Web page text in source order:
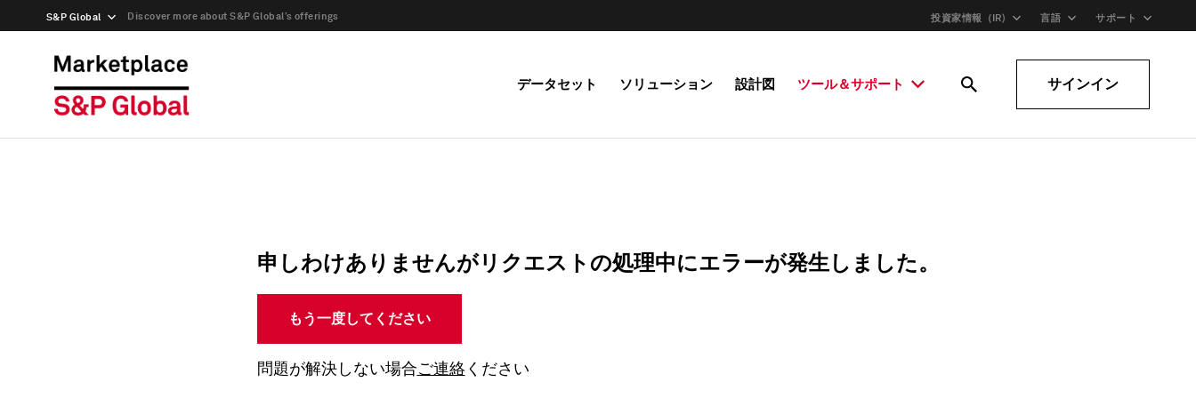
S&P Global Discover more about S&P Global’s offerings 投資家情報（IR) 言語 サポート
データセット ソリューション 設計図 ツール＆サポート サインイン
申しわけありませんがリクエストの処理中にエラーが発生しました。
もう一度してください
問題が解決しない場合ご連絡 ください